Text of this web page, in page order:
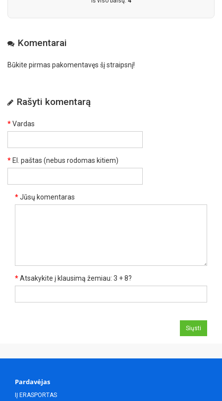
Komentarai
Būkite pirmas pakomentavęs šį straipsnį!
Rašyti komentarą
Vardas
El. paštas (nebus rodomas kitiem)
Jūsų komentaras
Atsakykite į klausimą žemiau: 3 + 8?
Siųsti
Pardavėjas
IĮ ERASPORTAS